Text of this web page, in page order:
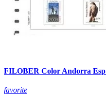
FILOBER Color Andorra Esp.
favorite